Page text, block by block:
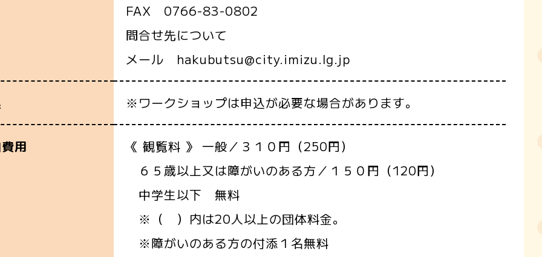
FAX 0766-83-0802
問合せ先について
メール hakubutsu@city.imizu.lg.jp
※ワークショップは申込が必要な場合があります。
用
《 観覧料 》 一般／３１０円（250円）
６５歳以上又は障がいのある方／１５０円（120円）
中学生以下 無料
※（ ）内は20人以上の団体料金。
※障がいのある方の付添１名無料